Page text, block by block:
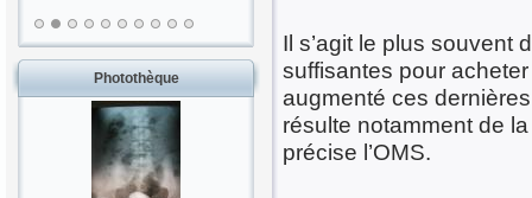
Photothèque
Il s’agit le plus souvent
suffisantes pour
augmenté ces
résulte notamment de
précise l’OMS.